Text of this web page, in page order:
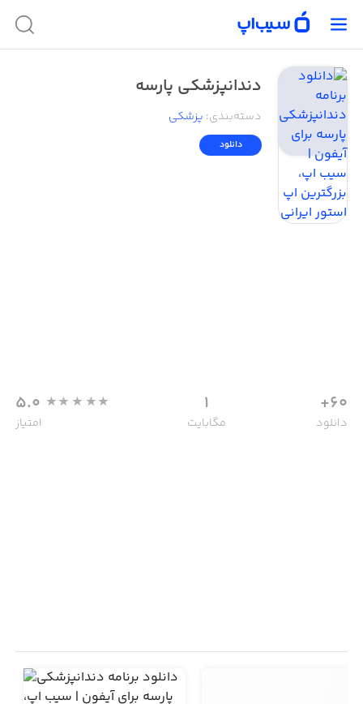
دندانپزشکی پارسه
دسته‌بندی: پزشکی
دانلود
60+
دانلود
1
مگابایت
5.0
امتیاز